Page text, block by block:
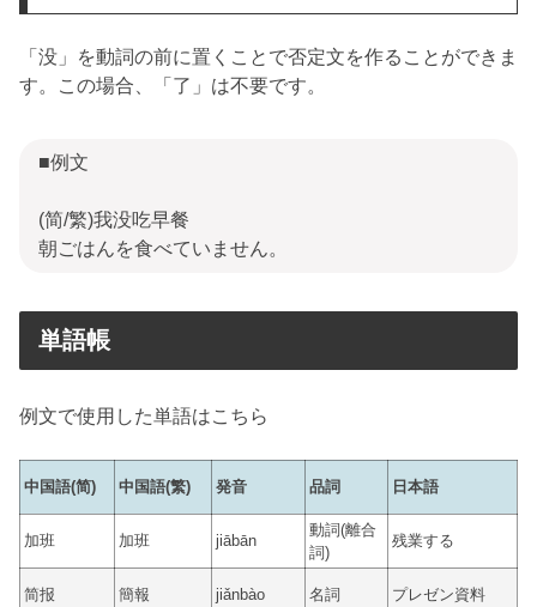
「没」を動詞の前に置くことで否定文を作ることができま
す。この場合、「了」は不要です。
■例文
(简/繁)我没吃早餐
朝ごはんを食べていません。
単語帳
例文で使用した単語はこちら
中国語(简) 中国語(繁) 発音 品詞 日本語
加班 加班 jiābān
動詞(離合
詞)
残業する
简报 簡報 jiǎnbào 名詞 プレゼン資料